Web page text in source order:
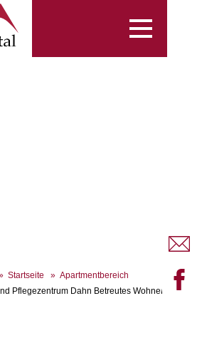
Toggle
Startseite
Apartmentbereich
Pflegezentrum Dahn Betreutes Wohnen